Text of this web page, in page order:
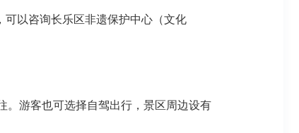
以咨询长乐区非遗保护中心（文化
。游客也可选择自驾出行，景区周边设有